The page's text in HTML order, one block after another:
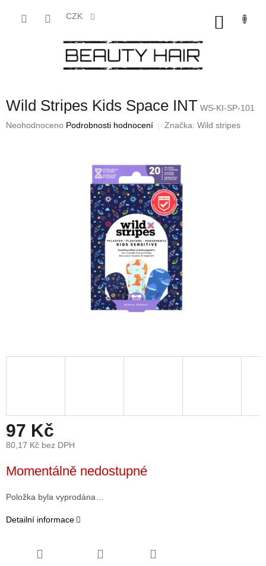
CZK
Wild Stripes Kids Space INT WS-KI-SP-101
Průměrné
Neohodnoceno Podrobnosti hodnocení Značka: Wild stripes
97 Kč
80,17 Kč bez DPH
cena:
Momentálně nedostupné
Položka byla vyprodána…
Detailní informace